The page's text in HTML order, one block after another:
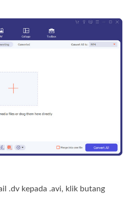
.dv kepada .avi, klik butang